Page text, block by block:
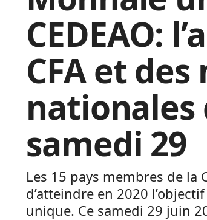
CEDEAO:
CFA et
nationales
samedi 29
Les 15 pays membres de la
d’atteindre en 2020
unique. Ce samedi 29 juin